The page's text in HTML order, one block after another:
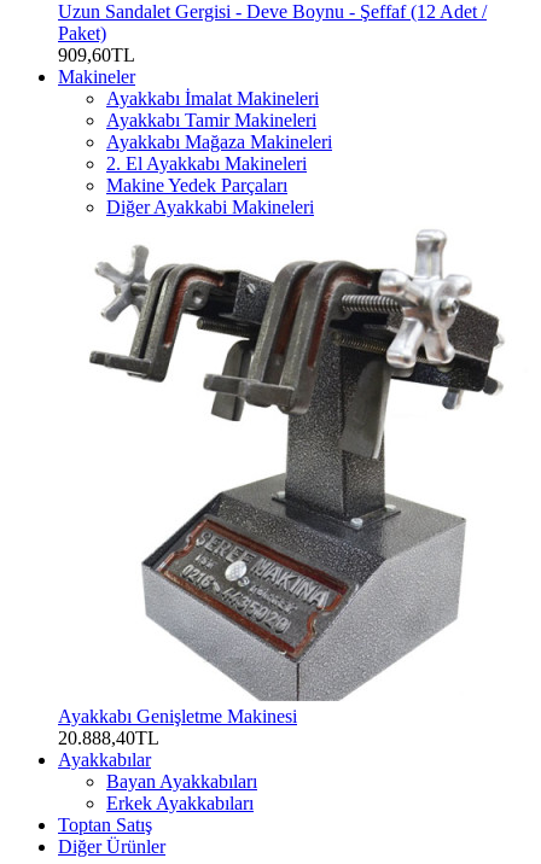
Uzun Sandalet Gergisi - Deve Boynu - Şeffaf (12 Adet /
Paket)
909,60TL
Makineler
Ayakkabı İmalat Makineleri
Ayakkabı Tamir Makineleri
Ayakkabı Mağaza Makineleri
2. El Ayakkabı Makineleri
Makine Yedek Parçaları
Diğer Ayakkabi Makineleri
Ayakkabı Genişletme Makinesi
20.888,40TL
Ayakkabılar
Bayan Ayakkabıları
Erkek Ayakkabıları
Toptan Satış
Diğer Ürünler